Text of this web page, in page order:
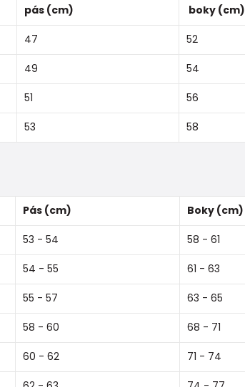
pás (cm) boky (cm)
47 52
49 54
51 56
53 58
Pás (cm) Boky (cm)
53 - 54 58 - 61
54 - 55 61 - 63
55 - 57 63 - 65
58 - 60 68 - 71
60 - 62 71 - 74